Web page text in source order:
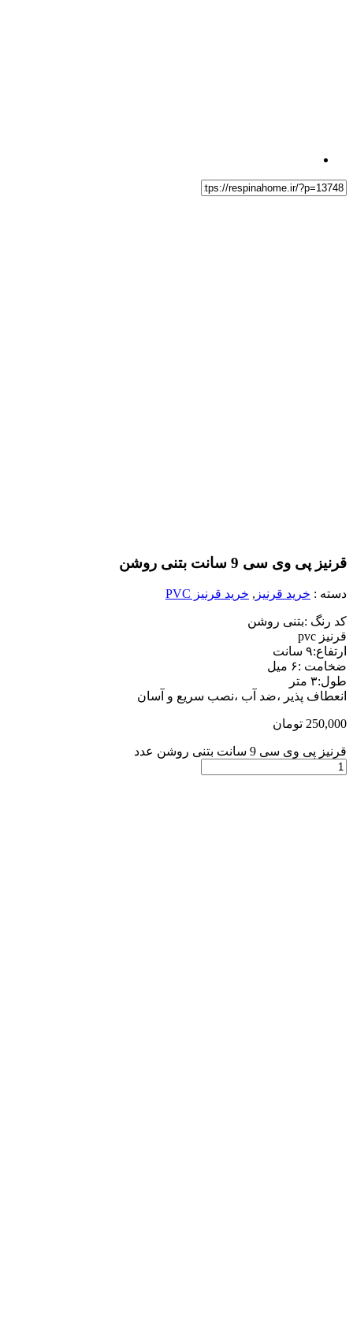
قرنیز پی وی سی 9 سانت بتنی روشن
دسته : خرید قرنیز , خرید قرنیز PVC
کد رنگ :بتنی روشن
قرنیز pvc
ارتفاع:۹ سانت
ضخامت :۶ میل
طول:۳ متر
انعطاف پذیر ،ضد آب ،نصب سریع و آسان
250,000 تومان
قرنیز پی وی سی 9 سانت بتنی روشن عدد